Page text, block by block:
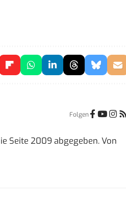
Folgen
Seite 2009 abgegeben. Von